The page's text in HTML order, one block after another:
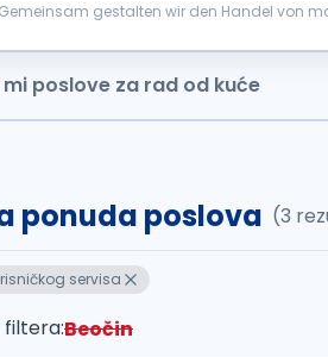
gestalten wir den Handel von
mi poslove za rad od kuće
ponuda poslova (3
servisa
filtera:Beočin